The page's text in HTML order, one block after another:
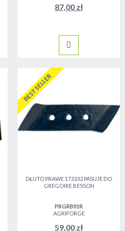
87,00 zł
BESTSELLER
DŁUTO PRAWE 173332 PASUJE DO
GREGOIRE BESSON
PRGRB01R
AGRIFORGE
59,00 zł